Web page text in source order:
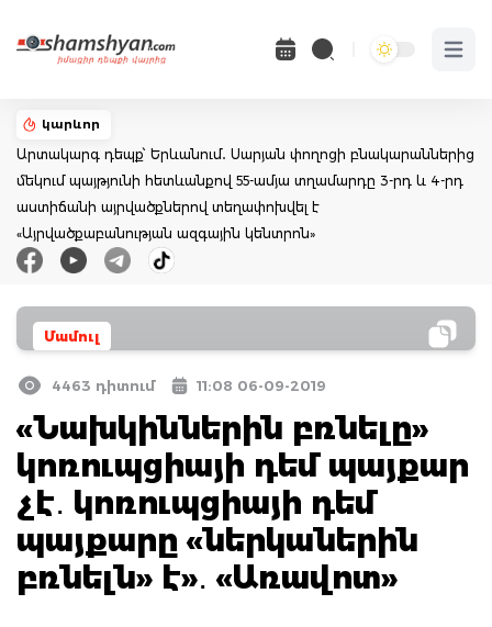
Open
կարևոր
Արտակարգ դեպք՝ Երևանում․ Սարյան փողոցի բնակարաններից
մեկում պայթյունի հետևանքով 55-ամյա տղամարդը 3-րդ և 4-րդ
աստիճանի այրվածքներով տեղափոխվել է
«Այրվածքաբանության ազգային կենտրոն»
Մամուլ
4463 դիտում 11:08 06-09-2019
«Նախկիններին բռնելը»
կոռուպցիայի դեմ պայքար
չէ․ կոռուպցիայի դեմ
պայքարը «ներկաներին
բռնելն» է»․ «Առավոտ»